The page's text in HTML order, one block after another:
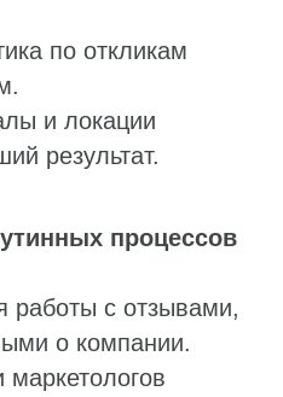
по откликам
и локации
результат.
процессов
работы с отзывами,
о компании.